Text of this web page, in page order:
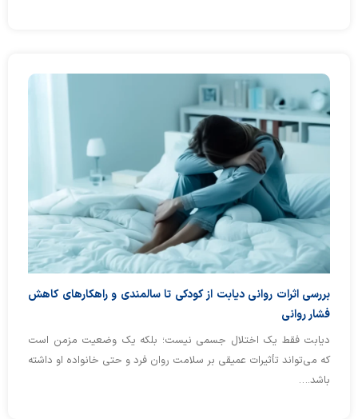
بررسی اثرات روانی دیابت از کودکی تا سالمندی و راهکارهای کاهش
فشار روانی
دیابت فقط یک اختلال جسمی نیست؛ بلکه یک وضعیت مزمن است
که می‌تواند تأثیرات عمیقی بر سلامت روان فرد و حتی خانواده او داشته
باشد.…